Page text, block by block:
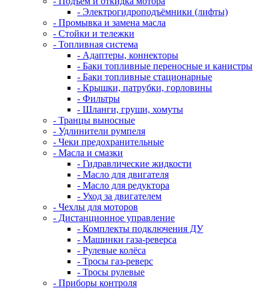
- Электрогидроподъёмники (лифты)
- Промывка и замена масла
- Стойки и тележки
- Топливная система
- Адаптеры, коннекторы
- Баки топливные переносные и канистры
- Баки топливные стационарные
- Крышки, патрубки, горловины
- Фильтры
- Шланги, груши, хомуты
- Транцы выносные
- Удлинители румпеля
- Чеки предохранительные
- Масла и смазки
- Гидравлические жидкости
- Масло для двигателя
- Масло для редуктора
- Уход за двигателем
- Чехлы для моторов
- Дистанционное управление
- Комплекты подключения ДУ
- Машинки газа-реверса
- Рулевые колёса
- Тросы газ-реверс
- Тросы рулевые
- Приборы контроля